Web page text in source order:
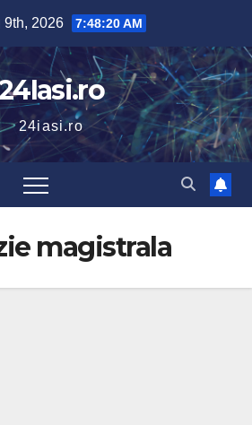
9th, 2026 7:48:21 AM
24iasi.ro
magistrala